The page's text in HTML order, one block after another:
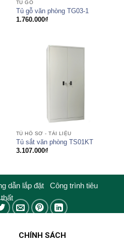
TỦ GỖ
Tủ gỗ văn phòng TG03-1
1.760.000₫
TỦ HỒ SƠ - TÀI LIỆU
Tủ sắt văn phòng TS01KT
3.107.000₫
dẫn lắp đặt Công trình tiêu
CHÍNH SÁCH